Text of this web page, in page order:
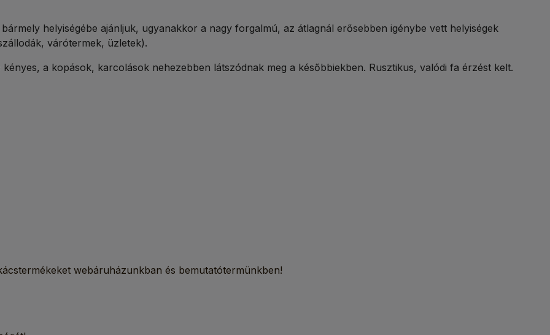
helyiségébe ajánljuk, ugyanakkor a nagy forgalmú, az átlagnál erősebben igénybe vett helyiségek
várótermek, üzletek).
a kopások, karcolások nehezebben látszódnak meg a későbbiekben. Rusztikus, valódi fa érzést kelt.
webáruházunkban és bemutatótermünkben!